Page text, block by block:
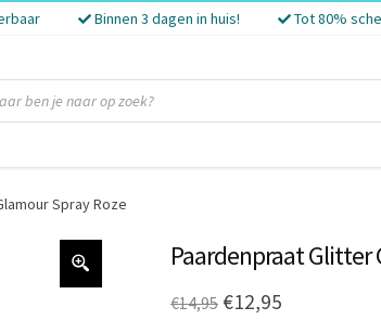
Binnen 3 dagen in huis! Tot 80%
Spray Roze
Paardenpraat Glitter
€14,95 Oorspronkelijke
€12,95Huidige